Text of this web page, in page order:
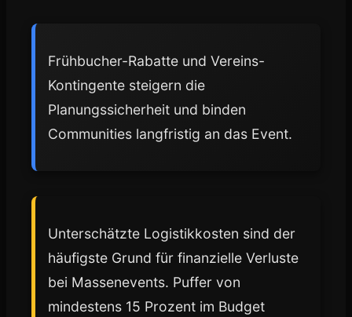
Frühbucher-Rabatte und Vereins-
Kontingente steigern die
Planungssicherheit und binden
Communities langfristig an das Event.
Unterschätzte Logistikkosten sind der
häufigste Grund für finanzielle Verluste
bei Massenevents. Puffer von
mindestens 15 Prozent im Budget